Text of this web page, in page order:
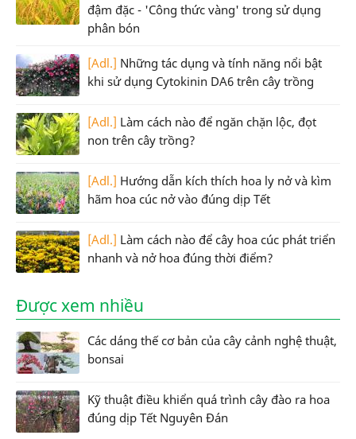
đậm đặc - 'Công thức vàng' trong sử dụng
phân bón
[Adl.] Những tác dụng và tính năng nổi bật
khi sử dụng Cytokinin DA6 trên cây trồng
[Adl.] Làm cách nào để ngăn chặn lộc, đọt
non trên cây trồng?
[Adl.] Hướng dẫn kích thích hoa ly nở và kìm
hãm hoa cúc nở vào đúng dịp Tết
[Adl.] Làm cách nào để cây hoa cúc phát triển
nhanh và nở hoa đúng thời điểm?
Được xem nhiều
Các dáng thế cơ bản của cây cảnh nghệ thuật,
bonsai
Kỹ thuật điều khiển quá trình cây đào ra hoa
đúng dịp Tết Nguyên Đán